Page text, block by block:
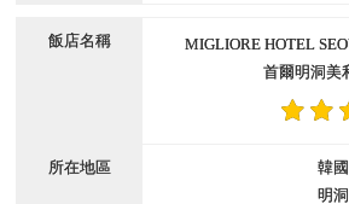
MIGLIORE HOTEL
首爾明洞美
韓國
明洞